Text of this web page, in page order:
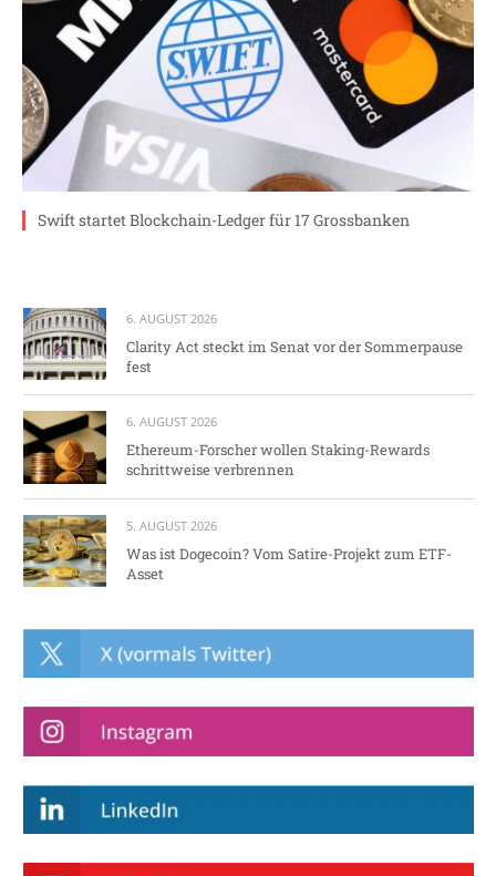
Swift startet Blockchain-Ledger für 17 Grossbanken
6. AUGUST 2026
Clarity Act steckt im Senat vor der Sommerpause
fest
6. AUGUST 2026
Ethereum-Forscher wollen Staking-Rewards
schrittweise verbrennen
5. AUGUST 2026
Was ist Dogecoin? Vom Satire-Projekt zum ETF-
Asset